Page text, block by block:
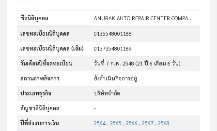
ชื่อนิติบุคคล ANURAK AUTO REPAIR CENTER COMPANY LIMITED
เลขทะเบียนนิติบุคคล 0135548001166
เลขทะเบียนนิติบุคคล (เดิม) 0137354801169
วันเดือนปีที่จดทะเบียน วันที่ 7 ก.พ. 2548(21 ปี 6 เดือน 6 วัน)
สถานภาพกิจการ ยังดำเนินกิจการอยู่
ประเภทธุรกิจ บริษัทจำกัด
สัญชาตินิติบุคคล -
ปีที่ส่งงบการเงิน 2564 , 2565 , 2566 , 2567 , 2568